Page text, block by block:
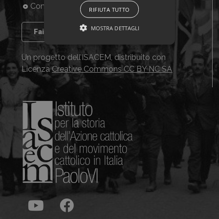
Consulta la banca dati
Fai crescere il progetto
Un progetto dell’ISACEM, distribuito con
LicenzaCreative Commons CC BY NC SA
RIFIUTA TUTTO
MOSTRA DETTAGLI